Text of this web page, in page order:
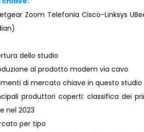
Zoom Telefonia Cisco-Linksys
dello studio
al prodotto modem via cavo
di mercato chiave in questo studio
produttori coperti: classifica dei
nel 2023
per tipo